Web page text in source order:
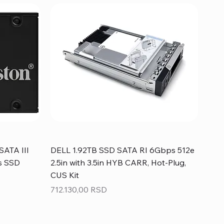
III
SSD
DELL 1.92TB SSD SATA RI 6Gbps 512e
2.5in with 3.5in HYB CARR, Hot-Plug,
CUS Kit
Price
712.130,00 RSD